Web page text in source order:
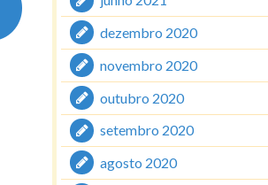
dezembro 2020
novembro 2020
outubro 2020
setembro 2020
agosto 2020